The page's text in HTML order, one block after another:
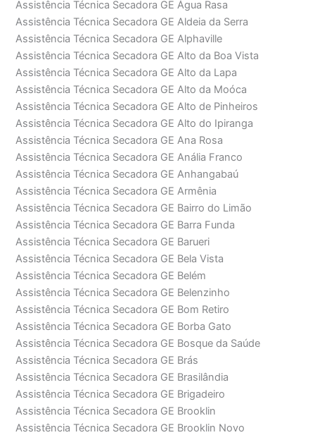
Assistência Técnica Secadora GE Água Rasa
Assistência Técnica Secadora GE Aldeia da Serra
Assistência Técnica Secadora GE Alphaville
Assistência Técnica Secadora GE Alto da Boa Vista
Assistência Técnica Secadora GE Alto da Lapa
Assistência Técnica Secadora GE Alto da Moóca
Assistência Técnica Secadora GE Alto de Pinheiros
Assistência Técnica Secadora GE Alto do Ipiranga
Assistência Técnica Secadora GE Ana Rosa
Assistência Técnica Secadora GE Anália Franco
Assistência Técnica Secadora GE Anhangabaú
Assistência Técnica Secadora GE Armênia
Assistência Técnica Secadora GE Bairro do Limão
Assistência Técnica Secadora GE Barra Funda
Assistência Técnica Secadora GE Barueri
Assistência Técnica Secadora GE Bela Vista
Assistência Técnica Secadora GE Belém
Assistência Técnica Secadora GE Belenzinho
Assistência Técnica Secadora GE Bom Retiro
Assistência Técnica Secadora GE Borba Gato
Assistência Técnica Secadora GE Bosque da Saúde
Assistência Técnica Secadora GE Brás
Assistência Técnica Secadora GE Brasilândia
Assistência Técnica Secadora GE Brigadeiro
Assistência Técnica Secadora GE Brooklin
Assistência Técnica Secadora GE Brooklin Novo